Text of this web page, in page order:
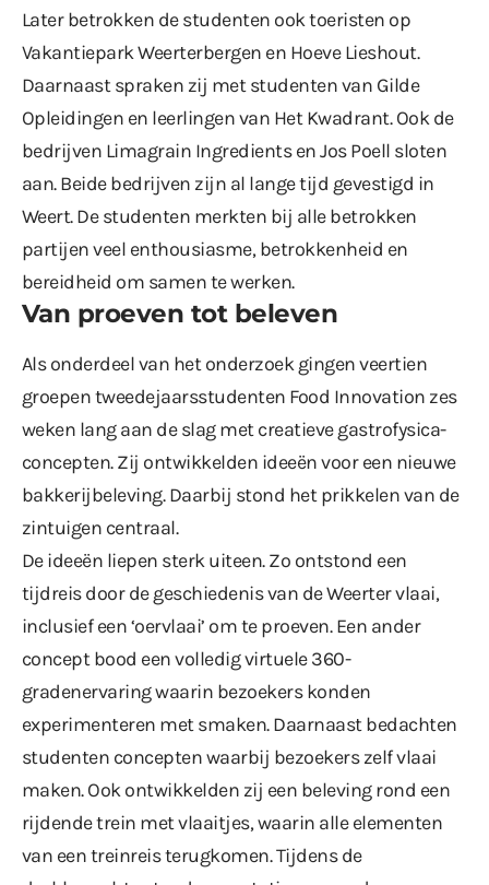
Later betrokken de studenten ook toeristen op
Vakantiepark Weerterbergen en Hoeve Lieshout.
Daarnaast spraken zij met studenten van Gilde
Opleidingen en leerlingen van Het Kwadrant. Ook de
bedrijven Limagrain Ingredients en Jos Poell sloten
aan. Beide bedrijven zijn al lange tijd gevestigd in
Weert. De studenten merkten bij alle betrokken
partijen veel enthousiasme, betrokkenheid en
bereidheid om samen te werken.
Van proeven tot beleven
Als onderdeel van het onderzoek gingen veertien
groepen tweedejaarsstudenten Food Innovation zes
weken lang aan de slag met creatieve gastrofysica-
concepten. Zij ontwikkelden ideeën voor een nieuwe
bakkerijbeleving. Daarbij stond het prikkelen van de
zintuigen centraal.
De ideeën liepen sterk uiteen. Zo ontstond een
tijdreis door de geschiedenis van de Weerter vlaai,
inclusief een ‘oervlaai’ om te proeven. Een ander
concept bood een volledig virtuele 360-
gradenervaring waarin bezoekers konden
experimenteren met smaken. Daarnaast bedachten
studenten concepten waarbij bezoekers zelf vlaai
maken. Ook ontwikkelden zij een beleving rond een
rijdende trein met vlaaitjes, waarin alle elementen
van een treinreis terugkomen. Tijdens de